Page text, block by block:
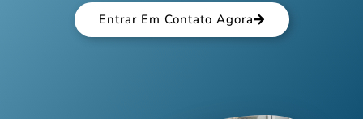
Entrar Em Contato Agora